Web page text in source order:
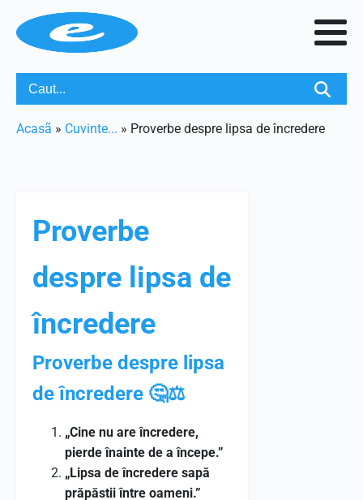
Acasã » Cuvinte... » Proverbe despre lipsa de încredere
Proverbe
despre lipsa de
încredere
Proverbe despre lipsa
de încredere 🤔⚖️
„Cine nu are încredere,
pierde înainte de a începe.”
„Lipsa de încredere sapă
prăpăstii între oameni.”